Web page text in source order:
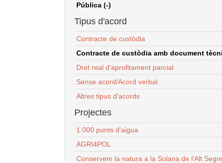
Pública (-)
Tipus d'acord
Contracte de custòdia
Contracte de custòdia amb document
Dret real d'aprofitament parcial
Sense acord/Acord verbal
Altres tipus d'acords
Projectes
1.000 punts d'aigua
AGRI4POL
Conservem la natura a la Solana de l'Alt